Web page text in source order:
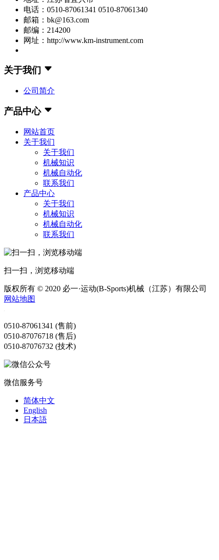
电话：0510-87061341 0510-87061340
邮箱：bk@163.com
邮编：214200
网址：http://www.km-instrument.com
关于我们
公司简介
产品中心
网站首页
关于我们
关于我们
机械知识
机械自动化
联系我们
产品中心
关于我们
机械知识
机械自动化
联系我们
扫一扫，浏览移动端
版权所有 © 2020 必一·运动(B-Sports)机械（江苏）有限公司
网站地图
0510-87061341 (售前)
0510-87076718 (售后)
0510-87076732 (技术)
微信服务号
简体中文
English
日本語